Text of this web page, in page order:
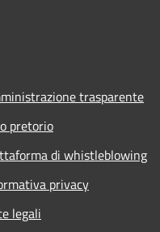
trasparente
pretorio
di whistleblowing
privacy
legali